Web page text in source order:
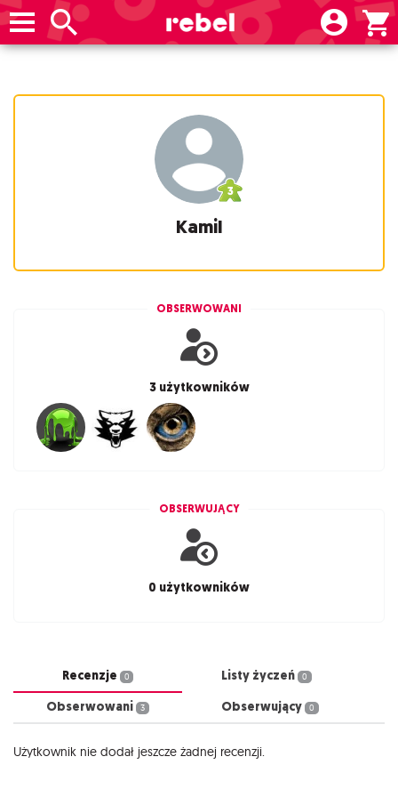
Kamil
OBSERWOWANI
3 użytkowników
OBSERWUJĄCY
0 użytkowników
Recenzje 0 Listy życzeń 0
Obserwowani 3 Obserwujący 0
Użytkownik nie dodał jeszcze żadnej recenzji.